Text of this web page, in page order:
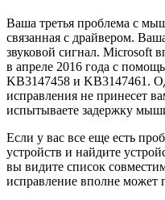
Ваша третья проблема с
связанная с драйвером.
звуковой сигнал. Microsoft
в апреле 2016 года с
KB3147458 и KB3147461.
исправления не принесет
испытываете задержку
Если у вас все еще есть
устройств и найдите
вы видите список
исправление вполне может